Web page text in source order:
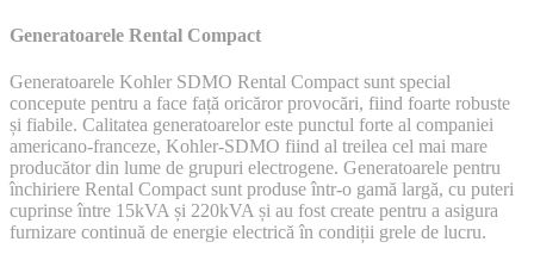
Generatoarele Rental Compact
Generatoarele Kohler SDMO Rental Compact sunt special
concepute pentru a face față oricăror provocări, fiind foarte robuste
și fiabile. Calitatea generatoarelor este punctul forte al companiei
americano-franceze, Kohler-SDMO fiind al treilea cel mai mare
producător din lume de grupuri electrogene. Generatoarele pentru
închiriere Rental Compact sunt produse într-o gamă largă, cu puteri
cuprinse între 15kVA și 220kVA și au fost create pentru a asigura
furnizare continuă de energie electrică în condiții grele de lucru.